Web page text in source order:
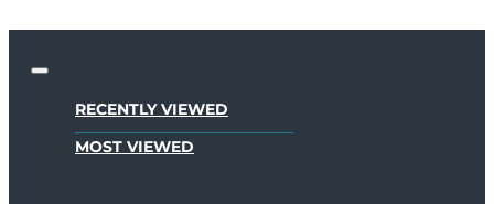
RECENTLY VIEWED
MOST VIEWED